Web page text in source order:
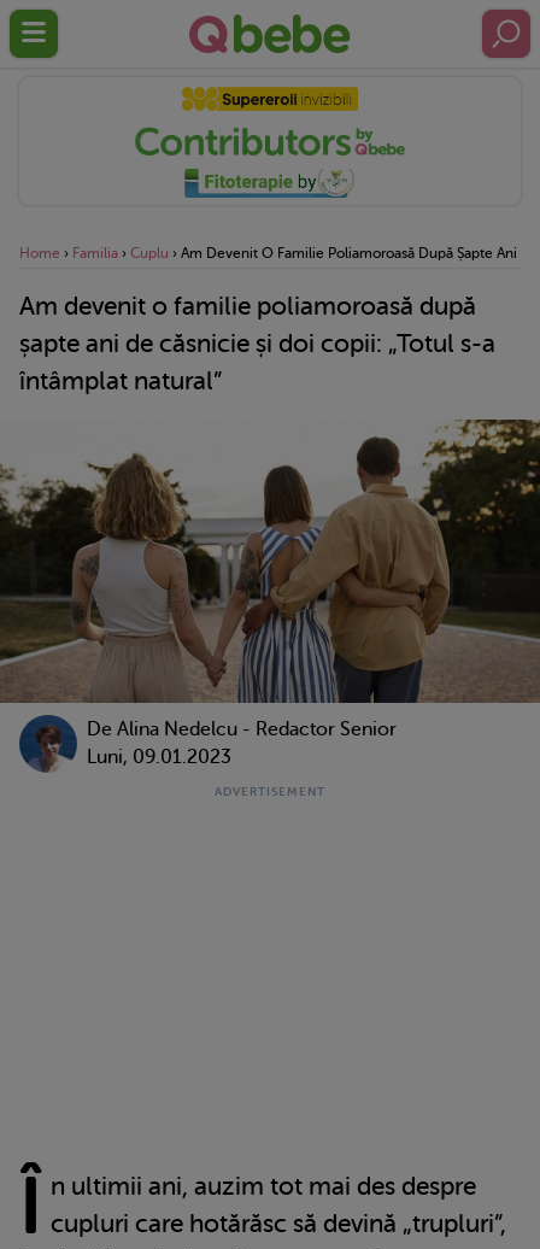
Home › Familia › Cuplu › Am Devenit O Familie Poliamoroasă După Șapte Ani
Am devenit o familie poliamoroasă după
șapte ani de căsnicie și doi copii: „Totul s-a
întâmplat natural”
De Alina Nedelcu - Redactor Senior
Luni, 09.01.2023
Î n ultimii ani, auzim tot mai des despre
cupluri care hotărăsc să devină „trupluri”,